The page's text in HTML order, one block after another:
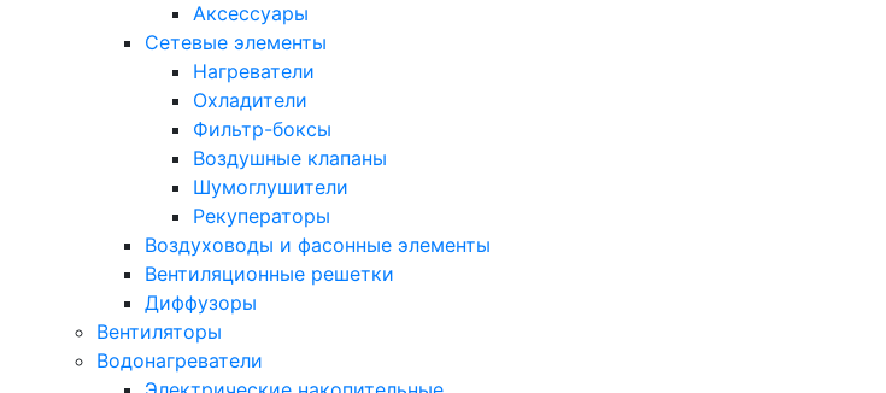
Аксессуары
Сетевые элементы
Нагреватели
Охладители
Фильтр-боксы
Воздушные клапаны
Шумоглушители
Рекуператоры
Воздуховоды и фасонные элементы
Вентиляционные решетки
Диффузоры
Вентиляторы
Водонагреватели